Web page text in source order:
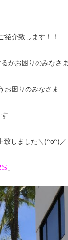
紹介致します！！
かお困りのみなさま
お困りのみなさま
致しました＼(^o^)／
」